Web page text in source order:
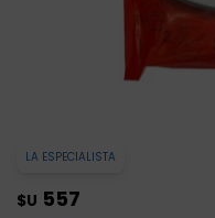
LA ESPECIALISTA
$U 557